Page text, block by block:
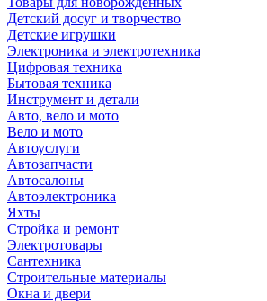
Детский досуг и творчество
Детские игрушки
Электроника и электротехника
Цифровая техника
Бытовая техника
Инструмент и детали
Авто, вело и мото
Вело и мото
Автоуслуги
Автозапчасти
Автосалоны
Автоэлектроника
Яхты
Стройка и ремонт
Электротовары
Сантехника
Строительные материалы
Окна и двери